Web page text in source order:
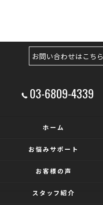
03-6809-4339
お問い合わせはこちら
ホーム
お悩みサポート
お客様の声
スタッフ紹介